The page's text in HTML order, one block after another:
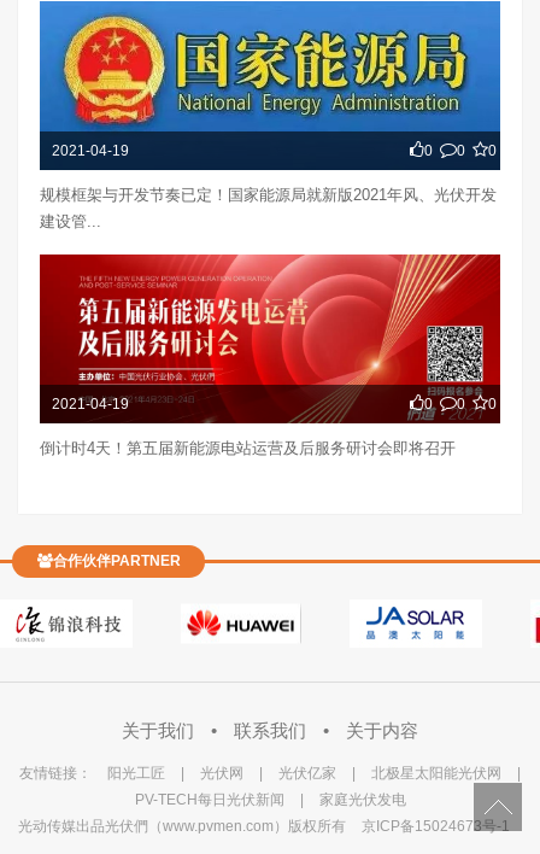
2021-04-19 0 0 0
规模框架与开发节奏已定！国家能源局就新版2021年风、光伏开发
建设管...
2021-04-19 0 0 0
倒计时4天！第五届新能源电站运营及后服务研讨会即将召开
合作伙伴PARTNER
关于我们 • 联系我们 • 关于内容
友情链接： 阳光工匠 光伏网 光伏亿家 北极星太阳能光伏网
PV-TECH每日光伏新闻
家庭光伏发电
光动传媒出品光伏們（www.pvmen.com）版权所有
京ICP备15024673号-1